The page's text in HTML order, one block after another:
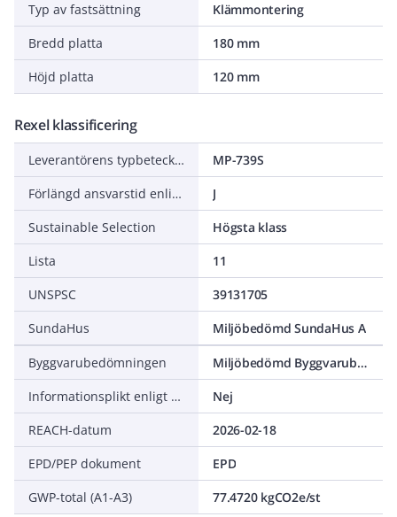
Typ av fastsättning
Klämmontering
Bredd platta
180 mm
Höjd platta
120 mm
Rexel klassificering
Leverantörens typbeteckning
MP-739S
Förlängd ansvarstid enligt ALEM-09
J
Sustainable Selection
Högsta klass
Lista
11
UNSPSC
39131705
SundaHus
Miljöbedömd SundaHus A
Byggvarubedömningen
Miljöbedömd Byggvarubedömning Rekommenderas
Informationsplikt enligt REACH
Nej
REACH-datum
2026-02-18
EPD/PEP dokument
EPD
GWP-total (A1-A3)
77.4720 kgCO2e/st